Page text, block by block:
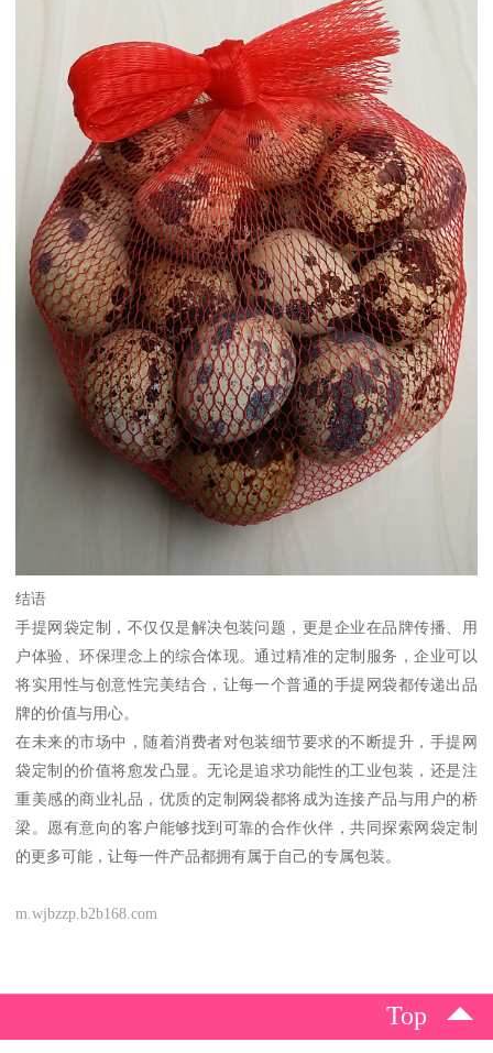
结语
手提网袋定制，不仅仅是解决包装问题，更是企业在品牌传播、用
户体验、环保理念上的综合体现。通过精准的定制服务，企业可以
将实用性与创意性完美结合，让每一个普通的手提网袋都传递出品
牌的价值与用心。
在未来的市场中，随着消费者对包装细节要求的不断提升，手提网
袋定制的价值将愈发凸显。无论是追求功能性的工业包装，还是注
重美感的商业礼品，优质的定制网袋都将成为连接产品与用户的桥
梁。愿有意向的客户能够找到可靠的合作伙伴，共同探索网袋定制
的更多可能，让每一件产品都拥有属于自己的专属包装。
m.wjbzzp.b2b168.com
Top